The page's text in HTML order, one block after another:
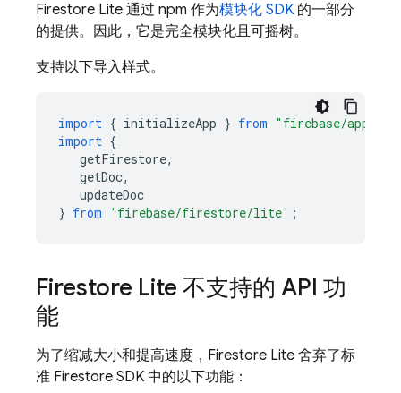
Firestore Lite 通过 npm 作为模块化 SDK 的一部分
的提供。因此，它是完全模块化且可摇树。
支持以下导入样式。
import { initializeApp } from "firebase/app"
import {
getFirestore,
getDoc,
updateDoc
} from 'firebase/firestore/lite' ;
Firestore Lite 不支持的 API 功
能
为了缩减大小和提高速度，Firestore Lite 舍弃了标
准 Firestore SDK 中的以下功能：